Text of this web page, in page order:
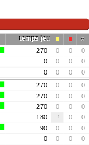
temps jeu
270 0 0 0
0 0 0 0
0 0 0 0
270 0 0 0
270 0 0 0
270 0 0 0
180 1 0 0
90 0 0 0
0 0 0 0